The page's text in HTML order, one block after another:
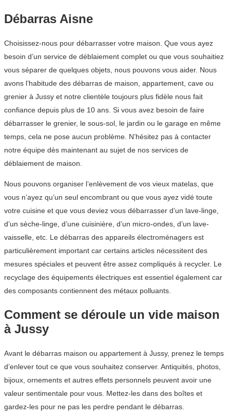
Débarras Aisne
Choisissez-nous pour débarrasser votre maison. Que vous ayez
besoin d’un service de déblaiement complet ou que vous souhaitiez
vous séparer de quelques objets, nous pouvons vous aider. Nous
avons l’habitude des débarras de maison, appartement, cave ou
grenier à Jussy et notre clientèle toujours plus fidèle nous fait
confiance depuis plus de 10 ans. Si vous avez besoin de faire
débarrasser le grenier, le sous-sol, le jardin ou le garage en même
temps, cela ne pose aucun problème. N’hésitez pas à contacter
notre équipe dès maintenant au sujet de nos services de
déblaiement de maison.
Nous pouvons organiser l’enlèvement de vos vieux matelas, que
vous n’ayez qu’un seul encombrant ou que vous ayez vidé toute
votre cuisine et que vous deviez vous débarrasser d’un lave-linge,
d’un sèche-linge, d’une cuisinière, d’un micro-ondes, d’un lave-
vaisselle, etc. Le débarras des appareils électroménagers est
particulièrement important car certains articles nécessitent des
mesures spéciales et peuvent être assez compliqués à recycler. Le
recyclage des équipements électriques est essentiel également car
des composants contiennent des métaux polluants.
Comment se déroule un vide maison
à Jussy
Avant le débarras maison ou appartement à Jussy, prenez le temps
d’enlever tout ce que vous souhaitez conserver. Antiquités, photos,
bijoux, ornements et autres effets personnels peuvent avoir une
valeur sentimentale pour vous. Mettez-les dans des boîtes et
gardez-les pour ne pas les perdre pendant le débarras.